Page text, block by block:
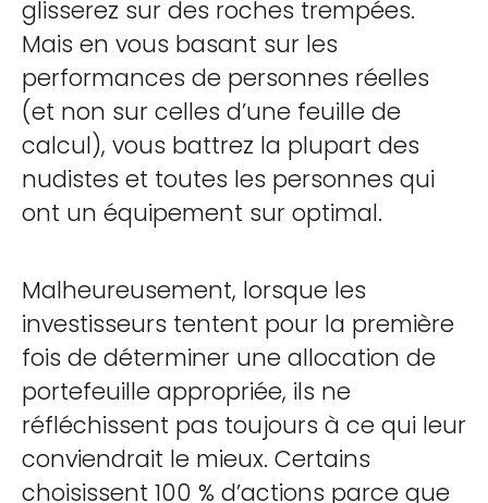
glisserez sur des roches trempées.
Mais en vous basant sur les
performances de personnes réelles
(et non sur celles d’une feuille de
calcul), vous battrez la plupart des
nudistes et toutes les personnes qui
ont un équipement sur optimal.
Malheureusement, lorsque les
investisseurs tentent pour la première
fois de déterminer une allocation de
portefeuille appropriée, ils ne
réfléchissent pas toujours à ce qui leur
conviendrait le mieux. Certains
choisissent 100 % d’actions parce que